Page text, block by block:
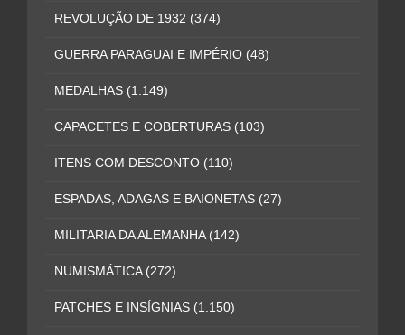
REVOLUÇÃO DE 1932 (374)
GUERRA PARAGUAI E IMPÉRIO (48)
MEDALHAS (1.149)
CAPACETES E COBERTURAS (103)
ITENS COM DESCONTO (110)
ESPADAS, ADAGAS E BAIONETAS (27)
MILITARIA DA ALEMANHA (142)
NUMISMÁTICA (272)
PATCHES E INSÍGNIAS (1.150)